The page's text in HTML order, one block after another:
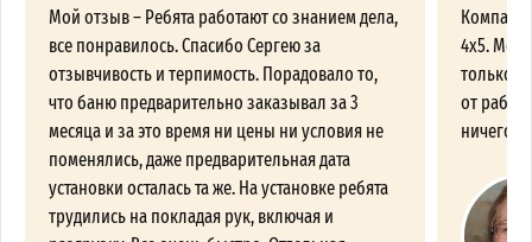
Мой отзыв – Ребята работают со знанием дела,
все понравилось. Спасибо Сергею за
отзывчивость и терпимость. Порадовало то,
что баню предварительно заказывал за 3
месяца и за это время ни цены ни условия не
поменялись, даже предварительная дата
установки осталась та же. На установке ребята
трудились на покладая рук, включая и
4х5.
только
от
ничего